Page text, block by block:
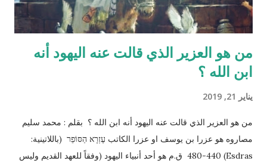
من هو العزير الذي قالت عنه اليهود أنه
ابن الله ؟
يناير 21, 2019
من هو العزير الذي قالت عنه اليهود أنه ابن الله ؟ بقلم : محمد سليم
مصاروه هو عزرا بن يوسف او عزرا الكاتب עֶזְרָא הַסּוֹפֵר (باللاتينية:
Esdras) 480-440 ق.م هو أحد أنبياء اليهود (وفقاً للعهد القديم وليس